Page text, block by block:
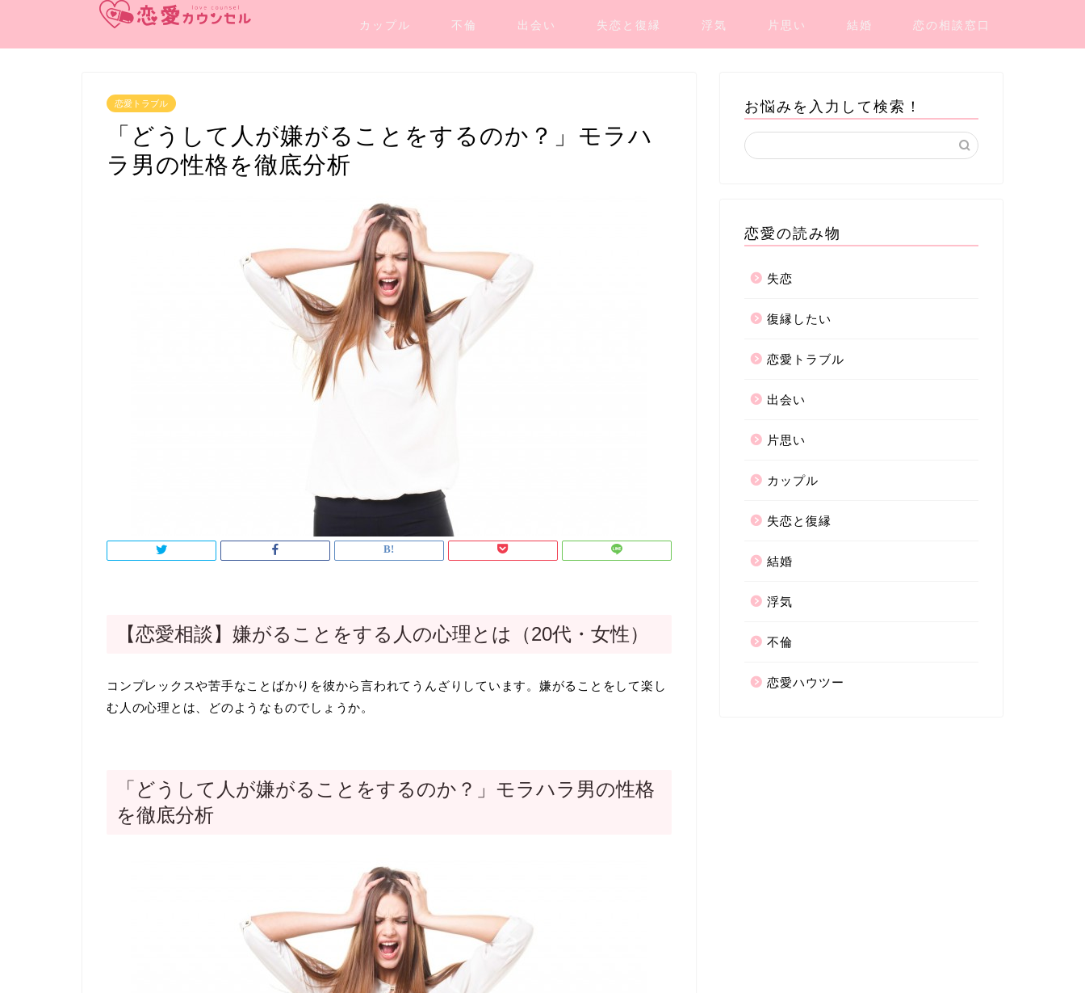
カップル 不倫 出会い 失恋と復縁 浮気 片思い 結婚 恋の相談窓口
恋愛トラブル
「どうして人が嫌がることをするのか？」モラハ
ラ男の性格を徹底分析
【恋愛相談】嫌がることをする人の心理とは（20代・女性）
コンプレックスや苦手なことばかりを彼から言われてうんざりしています。嫌がることをして楽し
む人の心理とは、どのようなものでしょうか。
「どうして人が嫌がることをするのか？」モラハラ男の性格
を徹底分析
お悩みを入力して検索！
恋愛の読み物
失恋
復縁したい
恋愛トラブル
出会い
片思い
カップル
失恋と復縁
結婚
浮気
不倫
恋愛ハウツー